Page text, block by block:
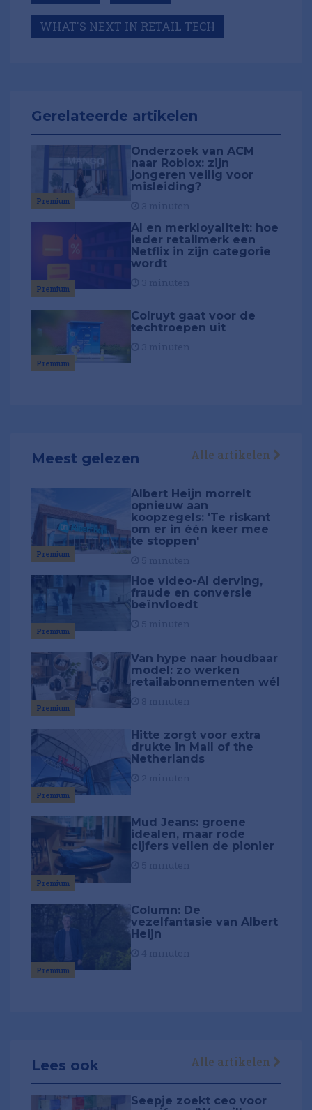
WHAT'S NEXT IN RETAIL TECH
Gerelateerde artikelen
Premium
Onderzoek van ACM
naar Roblox: zijn
jongeren veilig voor
misleiding?
Premium
AI en merkloyaliteit: hoe
ieder retailmerk een
Netflix in zijn categorie
wordt
Premium
Colruyt gaat voor de
techtroepen uit
Meest gelezen Alle artikelen
Premium
Albert Heijn morrelt
opnieuw aan
koopzegels: 'Te riskant
om er in één keer mee
te stoppen'
Premium
Hoe video-AI derving,
fraude en conversie
beïnvloedt
Premium
Van hype naar houdbaar
model: zo werken
retailabonnementen wél
Premium
Hitte zorgt voor extra
drukte in Mall of the
Netherlands
Premium
Mud Jeans: groene
idealen, maar rode
cijfers vellen de pionier
Premium
Column: De
vezelfantasie van Albert
Heijn
Lees ook Alle artikelen
Seepje zoekt ceo voor